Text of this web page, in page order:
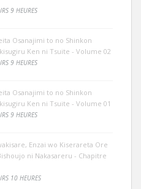
9 HEURES
Osanajimi to no Shinkon
Ken ni Tsuite - Volume 02
9 HEURES
Osanajimi to no Shinkon
Ken ni Tsuite - Volume 01
9 HEURES
Enzai wo Kiserareta Ore
ni Nakasareru - Chapitre
10 HEURES